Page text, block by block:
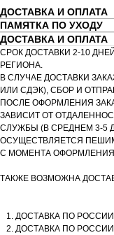
ДОСТАВКА И ОПЛАТА
ПАМЯТКА ПО УХОДУ
ДОСТАВКА И ОПЛАТА
СРОК ДОСТАВКИ 2-10
РЕГИОНА.
В СЛУЧАЕ ДОСТАВКИ
ИЛИ СДЭК), СБОР И
ПОСЛЕ ОФОРМЛЕНИЯ
ЗАВИСИТ ОТ
СЛУЖБЫ (В СРЕДНЕМ 3-5
ОСУЩЕСТВЛЯЕТСЯ
С МОМЕНТА ОФОРМЛЕНИЯ
ТАКЖЕ ВОЗМОЖНА
ДОСТАВКА ПО РОССИИ
ДОСТАВКА ПО РОССИИ